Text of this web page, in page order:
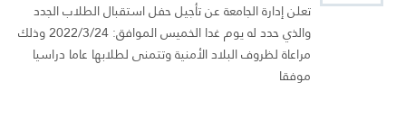
تعلن إدارة الجامعة عن تأجيل حفل استقبال الطلاب الجدد
والذي حدد له يوم غدا الخميس الموافق: 2022/3/24 وذلك
مراعاة لظروف البلاد الأمنية وتتمنى لطلابها عاما دراسيا
موفقا